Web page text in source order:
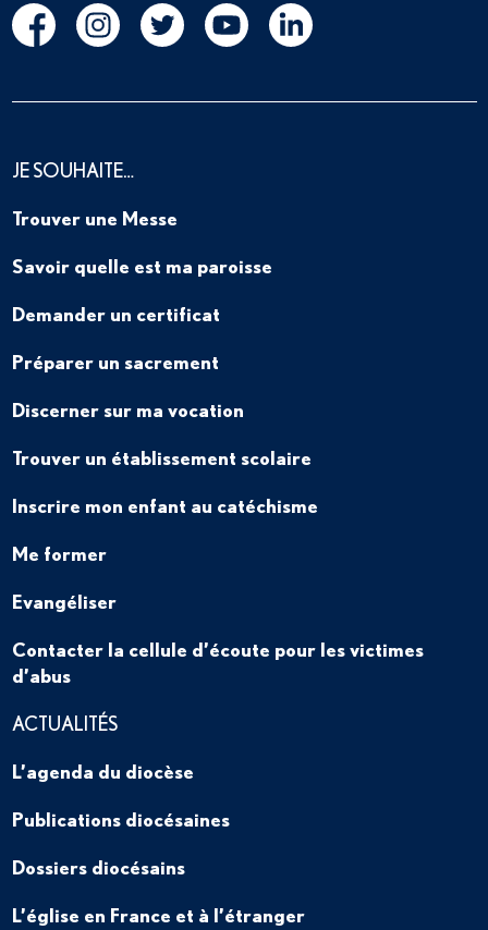
JE SOUHAITE…
Trouver une Messe
Savoir quelle est ma paroisse
Demander un certificat
Préparer un sacrement
Discerner sur ma vocation
Trouver un établissement scolaire
Inscrire mon enfant au catéchisme
Me former
Evangéliser
Contacter la cellule d’écoute pour les victimes
d’abus
ACTUALITÉS
L’agenda du diocèse
Publications diocésaines
Dossiers diocésains
L’église en France et à l’étranger